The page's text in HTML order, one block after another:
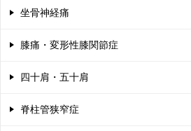
シ
坐骨神経痛
膝痛・変形性膝関節症
四十肩・五十肩
脊柱管狭窄症